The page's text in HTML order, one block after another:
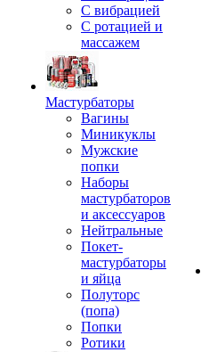
С вибрацией
С ротацией и
массажем
Мастурбаторы
Вагины
Миникуклы
Мужские
попки
Наборы
мастурбаторов
и аксессуаров
Нейтральные
Покет-
мастурбаторы
и яйца
Полуторс
(попа)
Попки
Ротики